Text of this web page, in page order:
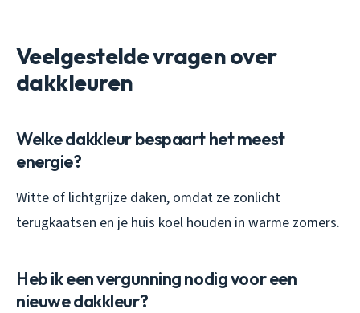
Veelgestelde vragen over
dakkleuren
Welke dakkleur bespaart het meest
energie?
Witte of lichtgrijze daken, omdat ze zonlicht
terugkaatsen en je huis koel houden in warme zomers.
Heb ik een vergunning nodig voor een
nieuwe dakkleur?